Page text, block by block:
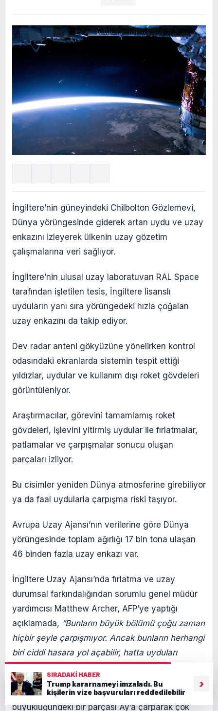
İngiltere’nin güneyindeki Chilbolton Gözlemevi,
Dünya yörüngesinde giderek artan uydu ve uzay
enkazını izleyerek ülkenin uzay gözetim
çalışmalarına veri sağlıyor.
İngiltere’nin ulusal uzay laboratuvarı RAL Space
tarafından işletilen tesis, İngiltere lisanslı
uyduların yanı sıra yörüngedeki hızla çoğalan
uzay enkazını da takip ediyor.
Dev radar anteni gökyüzüne yönelirken kontrol
odasındaki ekranlarda sistemin tespit ettiği
yıldızlar, uydular ve kullanım dışı roket gövdeleri
görüntüleniyor.
Araştırmacılar, görevini tamamlamış roket
gövdeleri, işlevini yitirmiş uydular ile fırlatmalar,
patlamalar ve çarpışmalar sonucu oluşan
parçaları izliyor.
Bu cisimler yeniden Dünya atmosferine girebiliyor
ya da faal uydularla çarpışma riski taşıyor.
Avrupa Uzay Ajansı’nın verilerine göre Dünya
yörüngesinde toplam ağırlığı 17 bin tona ulaşan
46 binden fazla uzay enkazı var.
İngiltere Uzay Ajansı’nda fırlatma ve uzay
durumsal farkındalığından sorumlu genel müdür
yardımcısı Matthew Archer, AFP’ye yaptığı
açıklamada, “Bunların büyük bölümü çoğu zaman
hiçbir şeyle çarpışmıyor. Ancak bunların herhangi
biri ciddi hasara yol açabilir, hatta uyduları
tamamen yok edebilir”dedi.
Çarşamba günü bir SpaceX roketinin otobüs
büyüklüğündeki bir parçası Ay’a çarparak çok
SIRADAKI HABER
Trump kararnameyi imzaladı. Bu
kişilerin vize başvuruları reddedilebilir
›